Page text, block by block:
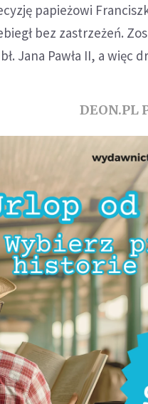
papieżowi
bez zastrzeżeń.
Jana Pawła II, a więc
DEON.PL